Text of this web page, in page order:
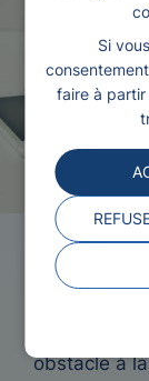
Si
faire à
Crédit
Ne laissez
obstacle à